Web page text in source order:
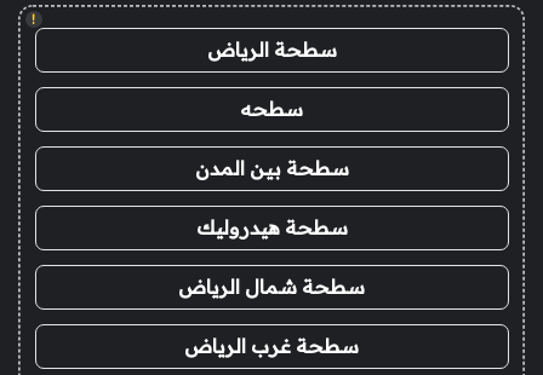
!
سطحة الرياض
سطحه
سطحة بين المدن
سطحة هيدروليك
سطحة شمال الرياض
سطحة غرب الرياض